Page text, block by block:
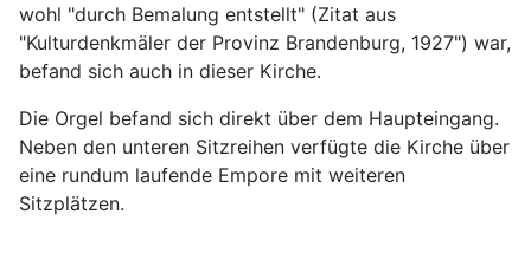
wohl "durch Bemalung entstellt" (Zitat aus
"Kulturdenkmäler der Provinz Brandenburg, 1927") war,
befand sich auch in dieser Kirche.
Die Orgel befand sich direkt über dem Haupteingang.
Neben den unteren Sitzreihen verfügte die Kirche über
eine rundum laufende Empore mit weiteren
Sitzplätzen.